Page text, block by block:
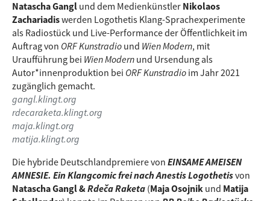
Natascha Gangl und dem Medienkünstler Nikolaos
Zachariadiswerden Logothetis Klang-Sprachexperimente
als Radiostück und Live-Performance der Öffentlichkeit im
Auftrag von ORF Kunstradio und Wien Modern, mit
Uraufführung bei Wien Modern und Ursendung als
Autor*innenproduktion bei ORF Kunstradio im Jahr 2021
zugänglich gemacht.
gangl.klingt.org
rdecaraketa.klingt.org
maja.klingt.org
matija.klingt.org
Die hybride Deutschlandpremiere von EINSAME AMEISEN
AMNESIE. Ein Klangcomic frei nach Anestis Logothetisvon
Natascha Gangl &Rdeča Raketa (Maja Osojnik und Matija